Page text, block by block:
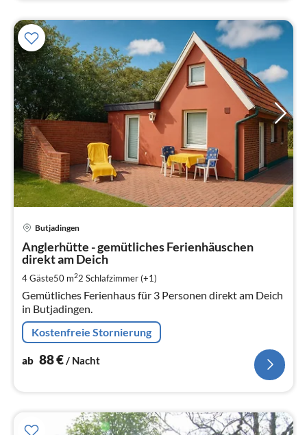
Butjadingen
Anglerhütte - gemütliches Ferienhäuschen
direkt am Deich
4 Gäste50 m22 Schlafzimmer (+1)
Gemütliches Ferienhaus für 3 Personen direkt am Deich
in Butjadingen.
Kostenfreie Stornierung
ab 88€/ Nacht